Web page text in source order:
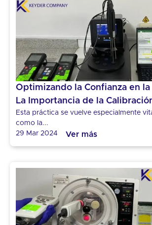
Optimizando la Confianza en
La Importancia de la
Esta práctica se vuelve especialmente
como la...
29 Mar 2024
Ver más